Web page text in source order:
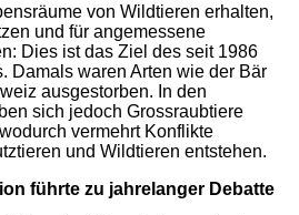
von Wildtieren erhalten,
und für angemessene
Dies ist das Ziel des seit 1986
Damals waren Arten wie der Bär
ausgestorben. In den
sich jedoch Grossraubtiere
vermehrt Konflikte
und Wildtieren entstehen.
führte zu jahrelanger Debatte